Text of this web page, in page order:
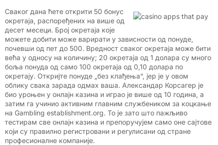
Сваког дана ћете открити 50 бонус
окретаја, распоређених на више од
десет месеци. Број окретаја које
можете добити може варирати у зависности од понуде,
почевши од пет до 500. Вредност сваког окретаја може бити
већа у односу на количину; 20 окретаја од 1 долара су много
боља понуда од само 100 окретаја од 0,10 долара по
окретају. Откријте понуде „без клађења“, јер је у овом
облику свака зарада одмах ваша. Александар Корсагер је
био уроњен у онлајн казина и играо је више од 10 година, а
затим га учинио активним главним службеником за коцкање
на Gambling establishment.org. То је зато што пажљиво
тестирам све онлајн казина и препоручујем само оне сајтове
који су правилно регистровани и регулисани од стране
професионалне компаније.